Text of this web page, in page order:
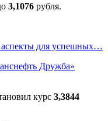
3,1076 рубля.
для успешных…
Дружба»
курс 3,3844